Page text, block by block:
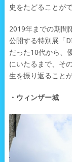
史をたどることが
2019年までの期間
公開する特別展「
だった10代から、
にいたるまで、そ
生を振り返ること
・ウィンザー城